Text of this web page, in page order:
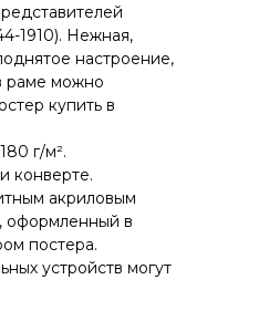
1910). Нежная,
настроение,
раме можно
купить в
г/м².
конверте.
акриловым
оформленный в
постера.
устройств могут